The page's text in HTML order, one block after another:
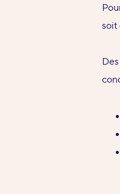
soit